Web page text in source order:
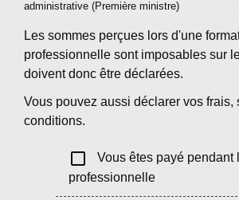
administrative (Première ministre)
Les sommes perçues lors d'une
professionnelle sont imposables sur
doivent donc être déclarées.
Vous pouvez aussi déclarer vos frais,
conditions.
check_box_outline_blank
Vous êtes payé pendant
professionnelle